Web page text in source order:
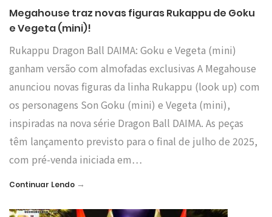
Megahouse traz novas figuras Rukappu de Goku
e Vegeta (mini)!
Rukappu Dragon Ball DAIMA: Goku e Vegeta (mini)
ganham versão com almofadas exclusivas A Megahouse
anunciou novas figuras da linha Rukappu (look up) com
os personagens Son Goku (mini) e Vegeta (mini),
inspiradas na nova série Dragon Ball DAIMA. As peças
têm lançamento previsto para o final de julho de 2025,
com pré-venda iniciada em…
Continuar Lendo →